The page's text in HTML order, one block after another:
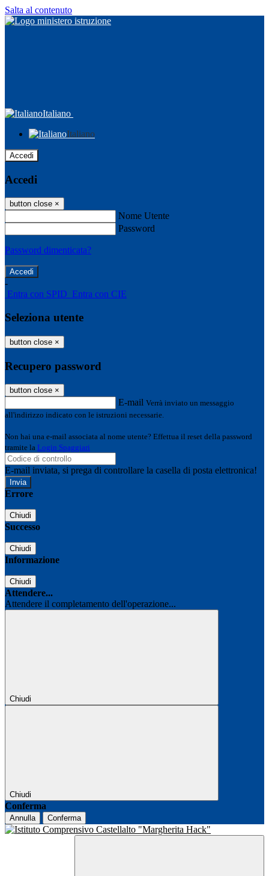
Salta al contenuto
Italiano
Italiano
Accedi
Accedi
button close ×
Nome Utente
Password
Password dimenticata?
-
Entra con SPID Entra con CIE
Seleziona utente
button close ×
Recupero password
button close ×
E-mail Verrà inviato un messaggio
all'indirizzo indicato con le istruzioni necessarie.
Non hai una e-mail associata al nome utente? Effettua il reset della password
tramite la Login Spaggiari
E-mail inviata, si prega di controllare la casella di posta elettronica!
Errore
Chiudi
Successo
Chiudi
Informazione
Chiudi
Attendere...
Attendere il completamento dell'operazione...
Chiudi
Chiudi
Conferma
Annulla Conferma